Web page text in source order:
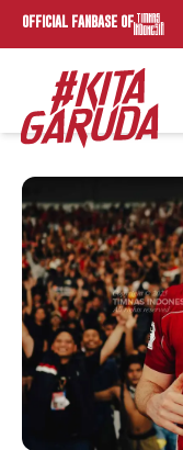
OFFICIAL FANBASE OF